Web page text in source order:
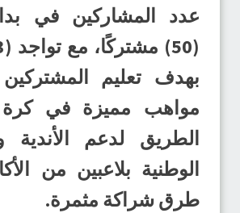
عدد المشاركين في
بهدف تعليم
مواهب مميزة في كرة
الطريق لدعم الأندية
الوطنية بلاعبين من
طرق شراكة مثمرة.